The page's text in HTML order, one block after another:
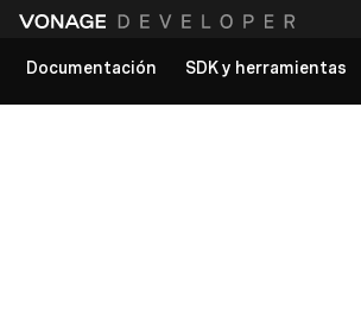
Documentación
SDK y herramientas